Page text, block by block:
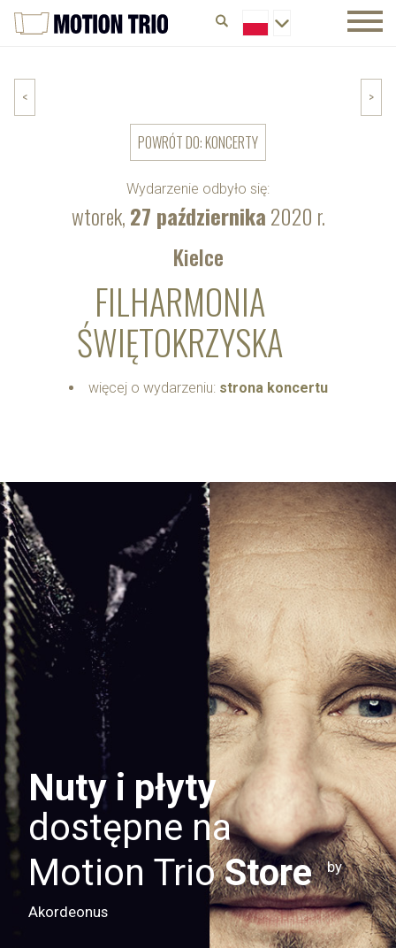
Wydarzenie odbyło się:
wtorek,27 października2020 r.
< >
POWRÓT DO: KONCERTY
Kielce
FILHARMONIA
ŚWIĘTOKRZYSKA
więcej o wydarzeniu: strona koncertu
Nuty i płyty
dostępne na
Motion TrioStore by
Akordeonus